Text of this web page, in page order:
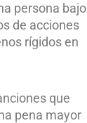
persona bajo
de acciones
rígidos en
que
pena mayor